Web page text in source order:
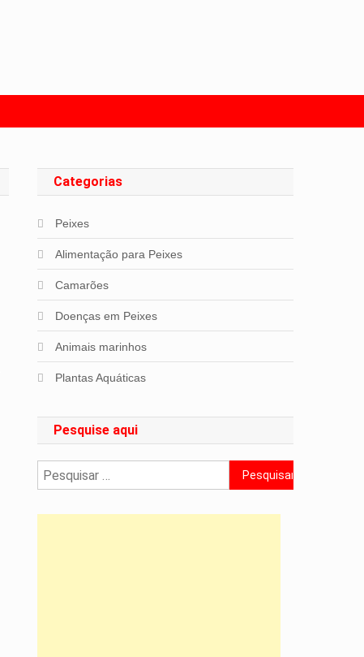
Categorias
Peixes
Alimentação para Peixes
Camarões
Doenças em Peixes
Animais marinhos
Plantas Aquáticas
Pesquise aqui
Pesquisar
por: